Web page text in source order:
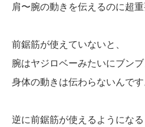
肩〜腕の動きを伝えるのに超重
前鋸筋が使えていないと、
腕はヤジロベーみたいにブンブ
身体の動きは伝わらないんです
逆に前鋸筋が使えるようにな